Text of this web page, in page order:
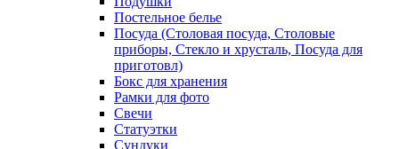
Постельное белье
Посуда (Столовая посуда, Столовые
приборы, Стекло и хрусталь, Посуда для
приготовл)
Бокс для хранения
Рамки для фото
Свечи
Статуэтки
Сундуки